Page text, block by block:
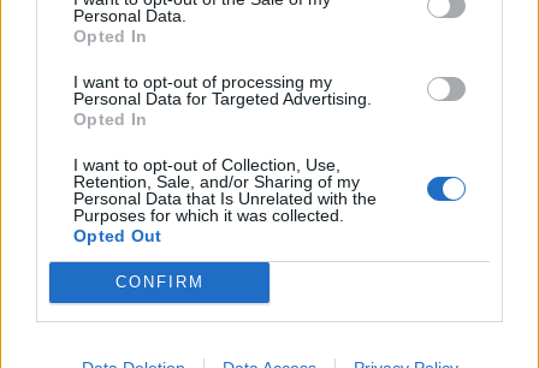
Personal Data.
Opted In
I want to opt-out of processing my
Personal Data for Targeted Advertising.
Opted In
I want to opt-out of Collection, Use,
Retention, Sale, and/or Sharing of my
Personal Data that Is Unrelated with the
Purposes for which it was collected.
Opted Out
CONFIRM
Leonardo Maria Del Vecchio dall'ex compagna
in ospedale. Le dichiarazioni ai giornalisti